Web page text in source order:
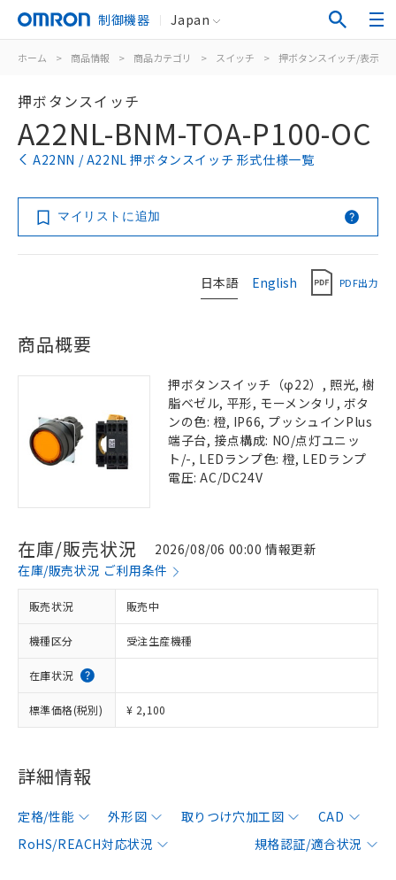
制御機器 Japan
ホーム > 商品情報 > 商品カテゴリ > スイッチ > 押ボタンスイッチ/表示灯
押ボタンスイッチ
A22NL-BNM-TOA-P100-OC
A22NN / A22NL 押ボタンスイッチ 形式仕様一覧
マイリストに追加
日本語 English PDF出力
商品概要
押ボタンスイッチ（φ22）, 照光, 樹
脂ベゼル, 平形, モーメンタリ, ボタ
ンの色: 橙, IP66, プッシュインPlus
端子台, 接点構成: NO/点灯ユニッ
ト/-, LEDランプ色: 橙, LEDランプ
電圧: AC/DC24V
在庫/販売状況
2026/08/06 00:00 情報更新
在庫/販売状況 ご利用条件
販売状況 販売中
機種区分 受注生産機種
在庫状況
標準価格(税別) ¥ 2,100
詳細情報
定格/性能 外形図 取りつけ穴加工図
CAD
RoHS/REACH対応状況
規格認証/適合状況